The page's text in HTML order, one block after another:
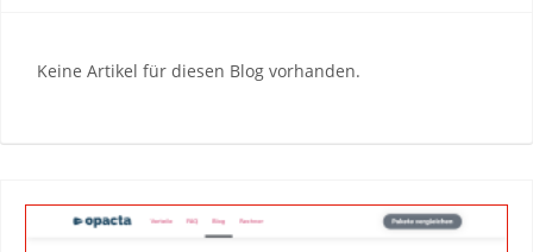
Keine Artikel für diesen Blog vorhanden.